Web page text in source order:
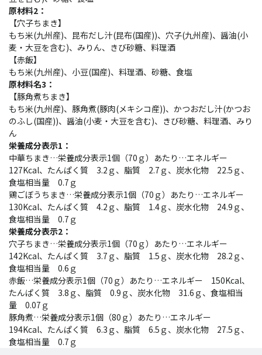
原材料2：
【穴子ちまき】
もち米(九州産)、昆布だし汁(昆布(国産))、穴子(九州産)、醤油(小
麦・大豆を含む)、みりん、きび砂糖、料理酒
【赤飯】
もち米(九州産)、小豆(国産)、料理酒、砂糖、食塩
原材料名3：
【豚角煮ちまき】
もち米(九州産)、豚角煮(豚肉(メキシコ産))、かつおだし汁(かつお
のふし(国産))、醤油(小麦・大豆を含む)、きび砂糖、料理酒、みり
ん
栄養成分表示1：
中華ちまき…栄養成分表示1個（70ｇ）あたり…エネルギー
127Kcal、たんぱく質 3.2ｇ、脂質 2.7ｇ、炭水化物 22.5ｇ、
食塩相当量 0.7ｇ
鶏ごぼうちまき…栄養成分表示1個（70ｇ）あたり…エネルギー
130Kcal、たんぱく質 4.2ｇ、脂質 1.4ｇ、炭水化物 24.9ｇ、
食塩相当量 0.7ｇ
栄養成分表示2：
穴子ちまき…栄養成分表示1個（70ｇ）あたり…エネルギー
142Kcal、たんぱく質 3.7ｇ、脂質 1.5ｇ、炭水化物 28.2ｇ、
食塩相当量 0.6ｇ
赤飯…栄養成分表示1個（70ｇ）あたり…エネルギー 150Kcal、
たんぱく質 3.8ｇ、脂質 0.9ｇ、炭水化物 31.6ｇ、食塩相当
量 0.07ｇ
豚角煮…栄養成分表示1個（80ｇ）あたり…エネルギー
194Kcal、たんぱく質 6.3ｇ、脂質 6.5ｇ、炭水化物 27.5ｇ、
食塩相当量 0.7ｇ